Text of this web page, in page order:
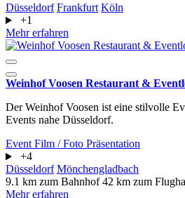
Düsseldorf Frankfurt Köln
+1
Mehr erfahren
Weinhof Voosen Restaurant &
Der Weinhof Voosen ist eine stilvolle
Events nahe Düsseldorf.
Event Film / Foto Präsentation
+4
Düsseldorf Mönchengladbach
9.1 km zum Bahnhof42 km zum
Mehr erfahren